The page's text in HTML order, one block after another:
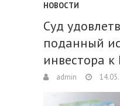
НОВОСТИ
Суд
поданный
инвестора
admin